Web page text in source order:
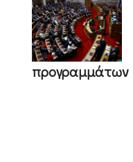
προγραμμάτων